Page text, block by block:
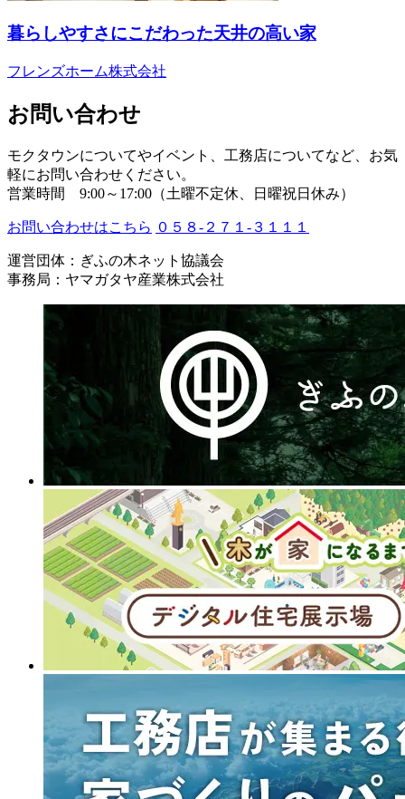
暮らしやすさにこだわった天井の高い家
フレンズホーム株式会社
お問い合わせ
モクタウンについてやイベント、工務店についてなど、お気
軽にお問い合わせください。
営業時間 9:00～17:00（土曜不定休、日曜祝日休み）
お問い合わせはこちら ０５８-２７１-３１１１
運営団体：ぎふの木ネット協議会
事務局：ヤマガタヤ産業株式会社